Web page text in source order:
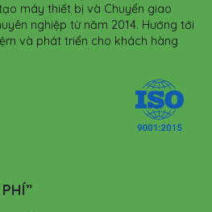
máy thiết bị và Chuyển giao
nghiệp từ năm 2014. Hướng tới
và phát triển cho khách hàng